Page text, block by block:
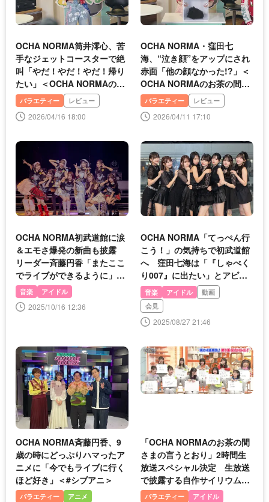
OCHA NORMA筒井澪心、苦
手なジェットコースターで絶
叫「やだ！やだ！やだ！帰り
たい」＜OCHA NORMAのお
茶の間沸かせます！＞
バラエティー レビュー
2026/04/16 18:00
OCHA NORMA・窪田七
海、“泣き顔”をアップにされ
赤面「他の顔なかった!?」＜
OCHA NORMAのお茶の間沸
かせます！＞
バラエティー レビュー
2026/04/11 17:10
OCHA NORMA初武道館に涙
＆エモさ爆発の新曲も披露
リーダー斉藤円香「またここ
でライブができるように」と
ファンに誓う
音楽 アイドル
2025/10/16 12:36
OCHA NORMA「てっぺん行
こう！」の気持ちで初武道館
へ 窪田七海は「『しゃべく
り007』に出たい」とアピー
ル音楽 アイドル
動画
会見
2025/08/27 21:46
OCHA NORMA斉藤円香、9
歳の時にどっぷりハマったア
ニメに「今でもライブに行く
ほど好き」＜#シブアニ＞
バラエティー アニメ
「OCHA NORMAのお茶の間
さまの言うとおり」2時間生
放送スペシャル決定 生放送
で披露する自作サイリウムダ
ンスに注目
バラエティー アイドル